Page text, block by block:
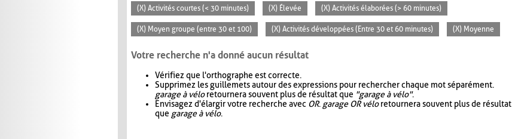
(X) Activités courtes (< 30 minutes) (X) Élevée (X) Activités élaborées (> 60 minutes)
(X) Moyen groupe (entre 30 et 100) (X) Activités développées (Entre 30 et 60 minutes) (X) Moyenne
Votre recherche n'a donné aucun résultat
Vérifiez que l'orthographe est correcte.
Supprimez les guillemets autour des expressions pour rechercher chaque mot séparément.
garage à véloretournera souvent plus de résultat que "garage à vélo".
Envisagez d'élargir votre recherche avec OR. garage OR véloretournera souvent plus de résultat
que garage à vélo.